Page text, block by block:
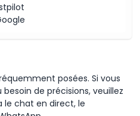
posées. Si vous
de précisions, veuillez
chat en direct, le